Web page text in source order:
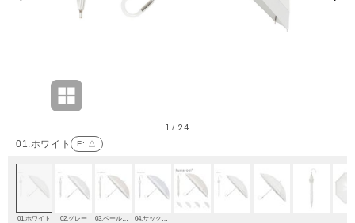
01.ホワイト F: △
1 / 24
01.ホワイト 02.グレー